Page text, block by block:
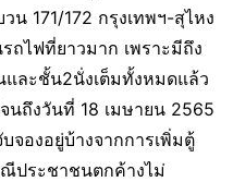
171/172 กรุงเทพฯ-สุไหง
ถไฟที่ยาวมาก เพราะมีถึง
ละชั้น2นั่งเต็มทั้งหมดแล้ว
นถึงวันที่ 18 เมษายน 2565
จองอยู่บ้างจากการเพิ่มตู้
ประชาชนตกค้างไม่